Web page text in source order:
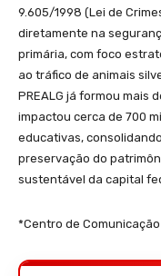
9.605/1998 (Lei de
diretamente na
primária, com foco
ao tráfico de animais
PREALG já formou mais
impactou cerca de 700
educativas,
preservação do
sustentável da capital
*Centro de Comunicação